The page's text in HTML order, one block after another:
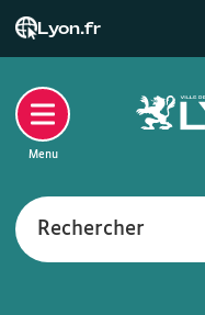
Lyon.fr
Rechercher
Menu